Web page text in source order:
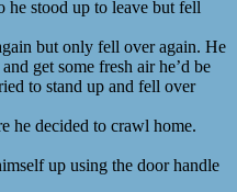
he stood up to leave but fell
but only fell over again. He
get some fresh air he’d be
to stand up and fell over
he decided to crawl home.
up using the door handle